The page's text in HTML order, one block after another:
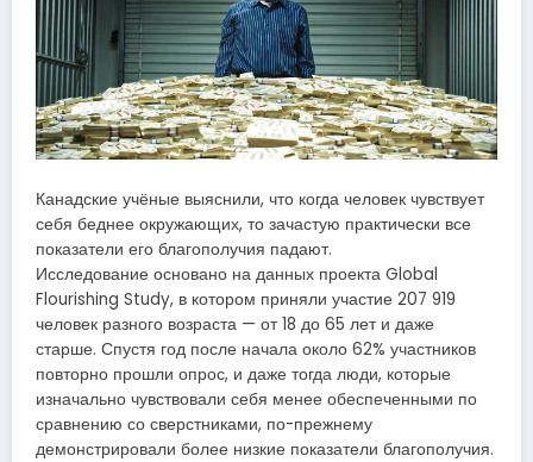
Канадские учёные выяснили, что когда человек чувствует
себя беднее окружающих, то зачастую практически все
показатели его благополучия падают.
Исследование основано на данных проекта Global
Flourishing Study, в котором приняли участие 207 919
человек разного возраста — от 18 до 65 лет и даже
старше. Спустя год после начала около 62% участников
повторно прошли опрос, и даже тогда люди, которые
изначально чувствовали себя менее обеспеченными по
сравнению со сверстниками, по-прежнему
демонстрировали более низкие показатели благополучия.